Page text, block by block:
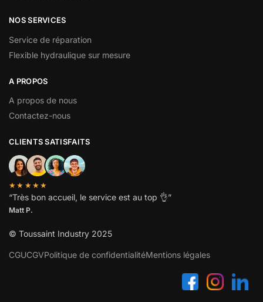
NOS SERVICES
Service de réparation
Flexible hydraulique sur mesure
A PROPOS
A propos de nous
Contactez-nous
CLIENTS SATISFAITS
★★★★★
“Très bon accueil, le service est au top 👌”
Matt P.
© Toussaint Industry 2025
CGUCGVPolitique de confidentialitéMentions légales